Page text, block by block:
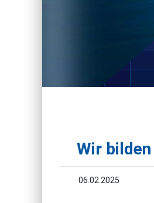
Wir bilden
06.02.2025